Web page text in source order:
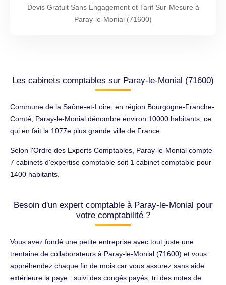
Devis Gratuit Sans Engagement et Tarif Sur-Mesure à
Paray-le-Monial (71600)
Les cabinets comptables sur Paray-le-Monial (71600)
Commune de la Saône-et-Loire, en région Bourgogne-Franche-
Comté, Paray-le-Monial dénombre environ 10000 habitants, ce
qui en fait la 1077e plus grande ville de France.
Selon l'Ordre des Experts Comptables, Paray-le-Monial compte
7 cabinets d'expertise comptable soit 1 cabinet comptable pour
1400 habitants.
Besoin d'un expert comptable à Paray-le-Monial pour
votre comptabilité ?
Vous avez fondé une petite entreprise avec tout juste une
trentaine de collaborateurs à Paray-le-Monial (71600) et vous
appréhendez chaque fin de mois car vous assurez sans aide
extérieure la paye : suivi des congés payés, tri des notes de